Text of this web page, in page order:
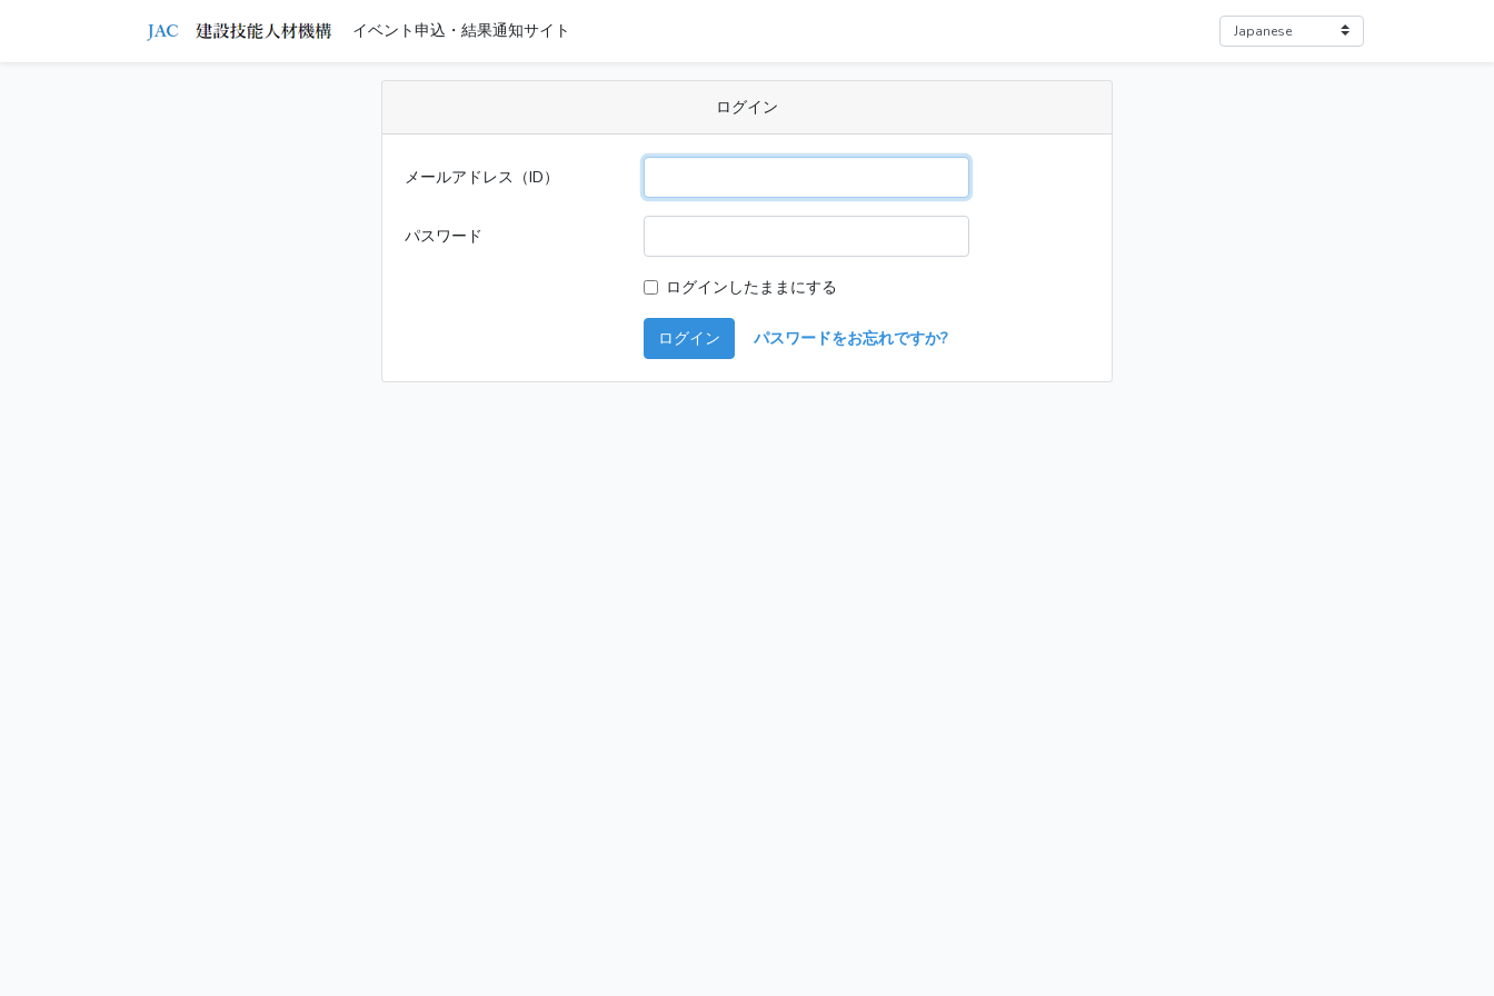
イベント申込・結果通知サイト
ログイン
メールアドレス（ID）
パスワード
ログインしたままにする
ログイン パスワードをお忘れですか?